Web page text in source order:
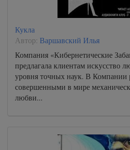
Кукла
Автор: Варшавский Илья
Компания «Кибернетические
предлагала клиентам искусство
уровня точных наук. В Компании
совершенными в мире
любви...